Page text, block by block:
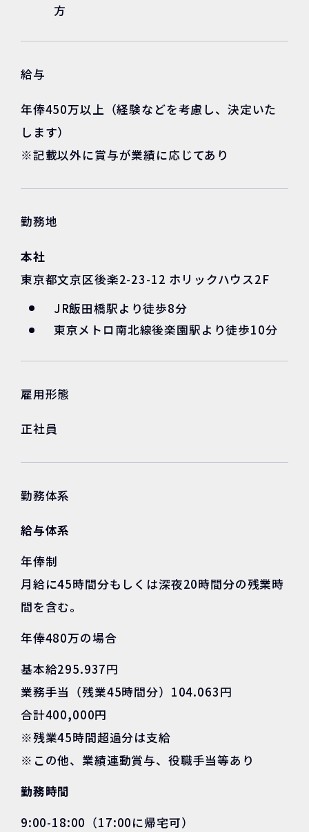
方
給与
年俸450万以上（経験などを考慮し、決定いた
します）
※記載以外に賞与が業績に応じてあり
勤務地
本社
東京都文京区後楽2-23-12 ホリックハウス2F
JR飯田橋駅より徒歩8分
東京メトロ南北線後楽園駅より徒歩10分
雇用形態
正社員
勤務体系
給与体系
年俸制
月給に45時間分もしくは深夜20時間分の残業時
間を含む。
年俸480万の場合
基本給295.937円
業務手当（残業45時間分）104.063円
合計400,000円
※残業45時間超過分は支給
※この他、業績連動賞与、役職手当等あり
勤務時間
9:00-18:00（17:00に帰宅可）